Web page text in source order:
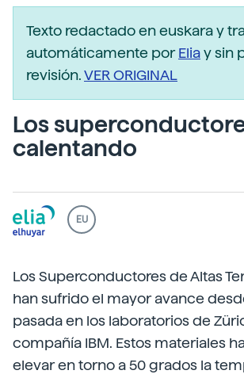
Texto redactado en euskara y
automáticamente porEliay sin
revisión.VER ORIGINAL
Los
calentando
EU
Los Superconductores de Altas
han sufrido el mayor avance
pasada en los laboratorios de
compañía IBM. Estos materiales
elevar en torno a 50 grados la